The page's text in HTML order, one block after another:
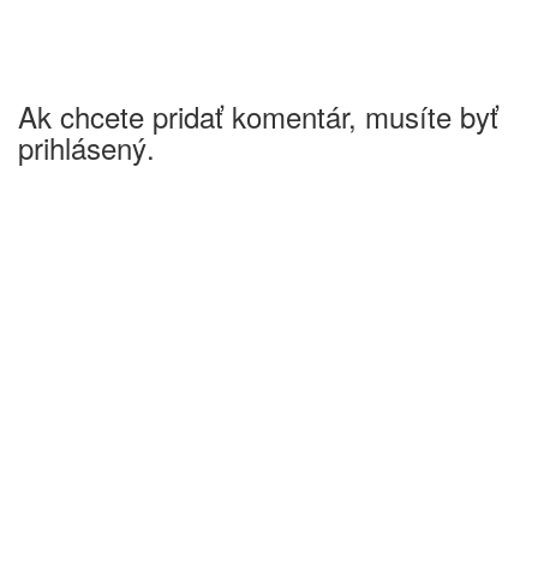
Ak chcete pridať komentár, musíte byť
prihlásený.